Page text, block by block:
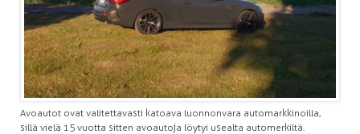
Avoautot ovat valitettavasti katoava luonnonvara automarkkinoilla,
sillä vielä 15 vuotta sitten avoautoja löytyi usealta automerkiltä.